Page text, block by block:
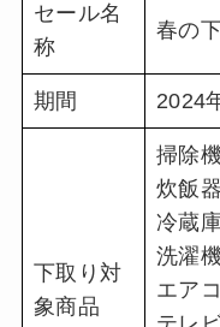
セール名
称
春の
期間 2024
下取り対
象商品
掃除
炊飯器
冷蔵庫
洗濯
エア